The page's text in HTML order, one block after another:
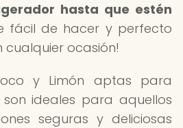
hasta que estén
fácil de hacer y perfecto
ocasión!
y Limón aptas para
ideales para aquellos
seguras y deliciosas